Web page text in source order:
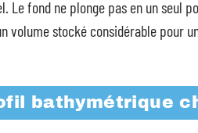
Le fond ne plonge pas en un
volume stocké considérable pour
bathymétrique